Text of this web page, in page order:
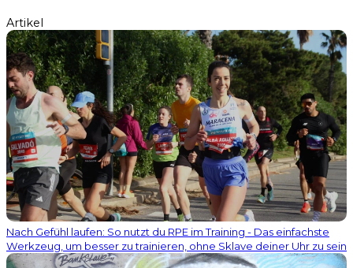
Artikel
Nach Gefühl laufen: So nutzt du RPE im Training - Das einfachste
Werkzeug, um besser zu trainieren, ohne Sklave deiner Uhr zu sein